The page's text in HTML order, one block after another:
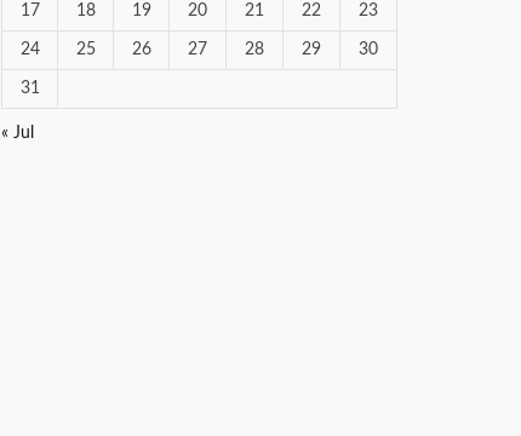
17 18 19 20 21 22 23
24 25 26 27 28 29 30
31
« Jul